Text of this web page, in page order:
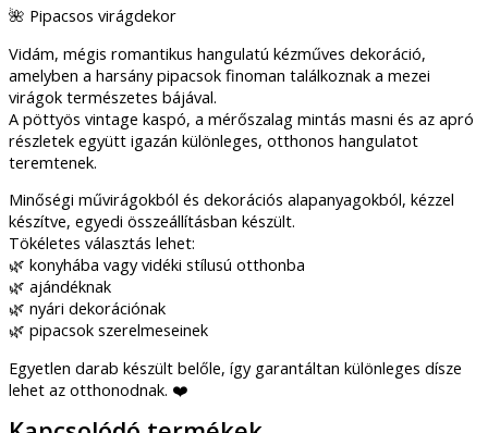
🌺 Pipacsos virágdekor
Vidám, mégis romantikus hangulatú kézműves dekoráció,
amelyben a harsány pipacsok finoman találkoznak a mezei
virágok természetes bájával.
A pöttyös vintage kaspó, a mérőszalag mintás masni és az apró
részletek együtt igazán különleges, otthonos hangulatot
teremtenek.
Minőségi művirágokból és dekorációs alapanyagokból, kézzel
készítve, egyedi összeállításban készült.
Tökéletes választás lehet:
🌿 konyhába vagy vidéki stílusú otthonba
🌿 ajándéknak
🌿 nyári dekorációnak
🌿 pipacsok szerelmeseinek
Egyetlen darab készült belőle, így garantáltan különleges dísze
lehet az otthonodnak. ❤️